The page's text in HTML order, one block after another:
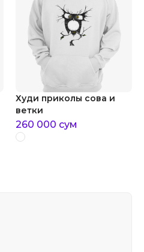
Худи приколы сова и
ветки
260 000 сум